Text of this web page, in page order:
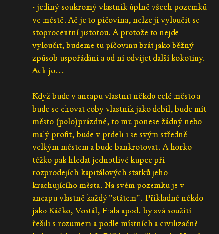
- jediný soukromý vlastník úplně všech pozemků
ve městě. Ač je to píčovina, nelze ji vyloučit se
stoprocentní jistotou. A protože to nejde
vyloučit, budeme tu píčovinu brát jako běžný
způsob uspořádání a od ní odvíjet další kokotiny.
Ach jo...
Když bude v ancapu vlastnit někdo celé město a
bude se chovat coby vlastník jako debil, bude mít
město (polo)prázdné, to mu ponese žádný nebo
malý profit, bude v prdeli i se svým středně
velkým městem a bude bankrotovat. A horko
těžko pak hledat jednotlivé kupce při
rozprodejích kapitálových statků jeho
krachujícího města. Na svém pozemku je v
ancapu vlastně každý "státem". Příkladně někdo
jako Káčko, Vostál, Fiala apod. by svá soužití
řešili s rozumem a podle místních a civilizačně